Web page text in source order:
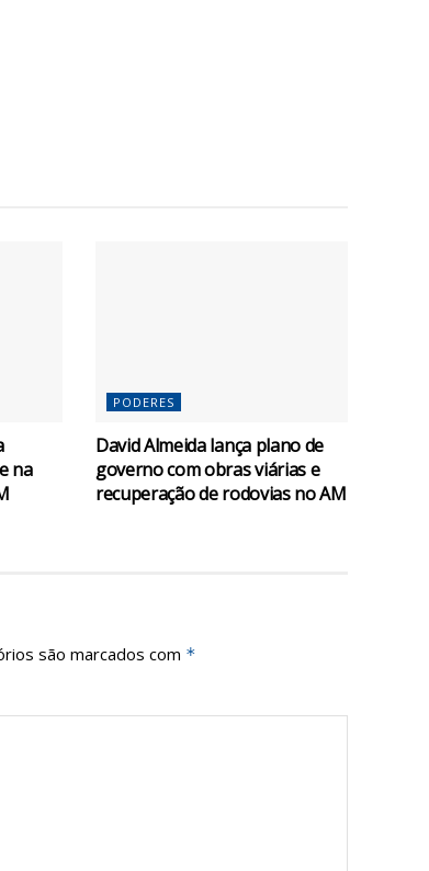
na
PODERES
David Almeida lança plano de
governo com obras viárias e
recuperação de rodovias no AM
são marcados com *